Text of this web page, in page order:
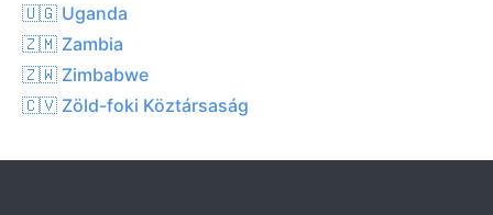
🇺🇬 Uganda
🇿🇲 Zambia
🇿🇼 Zimbabwe
🇨🇻 Zöld-foki Köztársaság